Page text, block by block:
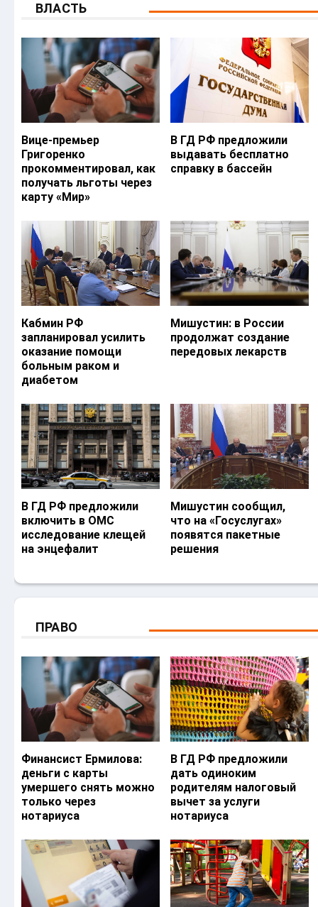
ВЛАСТЬ
Вице-премьер
Григоренко
прокомментировал, как
получать льготы через
карту «Мир»
В ГД РФ предложили
выдавать бесплатно
справку в бассейн
Кабмин РФ
запланировал усилить
оказание помощи
больным раком и
диабетом
Мишустин: в России
продолжат создание
передовых лекарств
В ГД РФ предложили
включить в ОМС
исследование клещей
на энцефалит
Мишустин сообщил,
что на «Госуслугах»
появятся пакетные
решения
ПРАВО
Финансист Ермилова:
деньги с карты
умершего снять можно
только через
нотариуса
В ГД РФ предложили
дать одиноким
родителям налоговый
вычет за услуги
нотариуса